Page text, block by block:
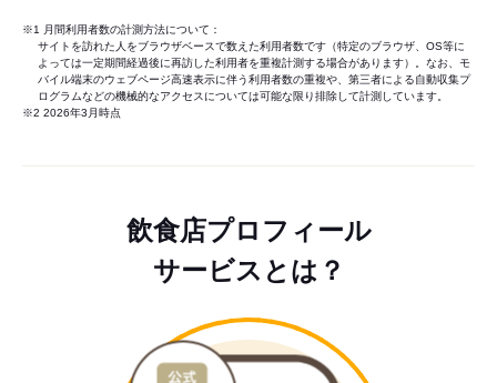
※1 月間利用者数の計測方法について：
サイトを訪れた人をブラウザベースで数えた利用者数です（特定のブラウザ、OS等に
よっては一定期間経過後に再訪した利用者を重複計測する場合があります）。なお、モ
バイル端末のウェブページ高速表示に伴う利用者数の重複や、第三者による自動収集プ
ログラムなどの機械的なアクセスについては可能な限り排除して計測しています。
※2 2026年3月時点
飲食店プロフィール
サービスとは？